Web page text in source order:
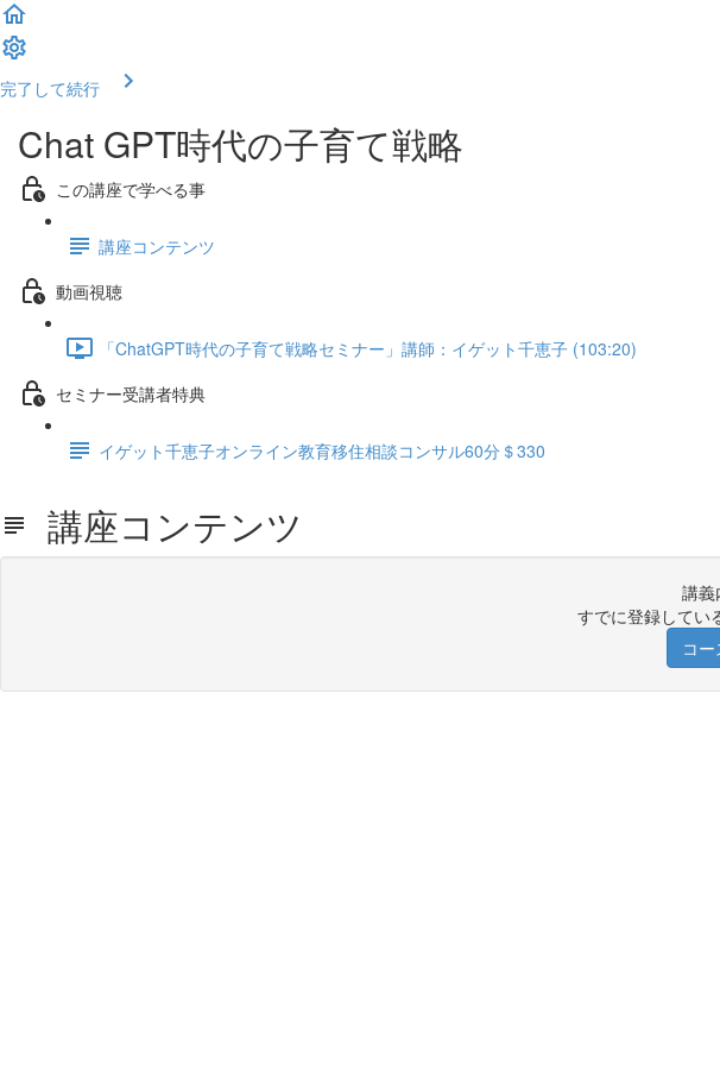
完了して続行
Chat GPT時代の子育て戦略
この講座で学べる事
講座コンテンツ
動画視聴
「ChatGPT時代の子育て戦略セミナー」講師：イゲット千恵子 (103:20)
セミナー受講者特典
イゲット千恵子オンライン教育移住相談コンサル60分＄330
講座コンテンツ
講義
すでに登録してい
コ